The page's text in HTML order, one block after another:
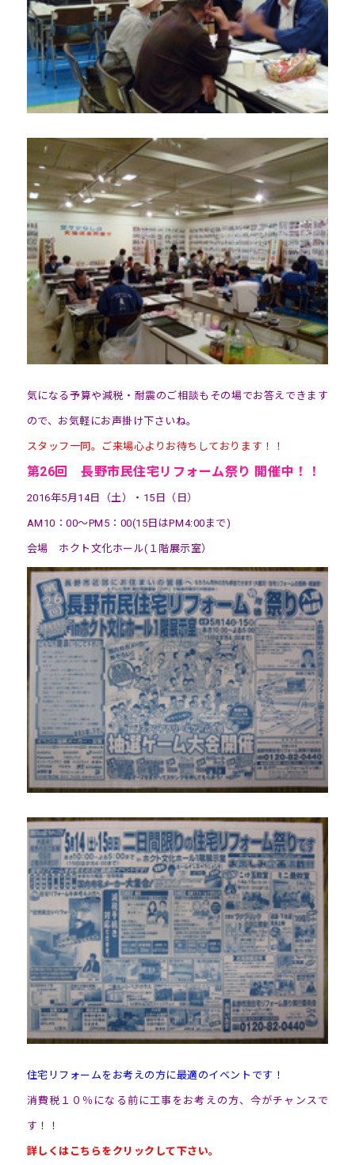
気になる予算や減税・耐震のご相談もその場でお答えできます
ので、お気軽にお声掛け下さいね。
スタッフ一同。ご来場心よりお待ちしております！！
第26回 長野市民住宅リフォーム祭り 開催中！！
2016年5月14日（土）・15日（日）
AM10：00～PM5：00(15日はPM4:00まで)
会場 ホクト文化ホール(１階展示室）
住宅リフォームをお考えの方に最適のイベントです！
消費税１０％になる前に工事をお考えの方、今がチャンスで
す！！
詳しくはこちらをクリックして下さい。